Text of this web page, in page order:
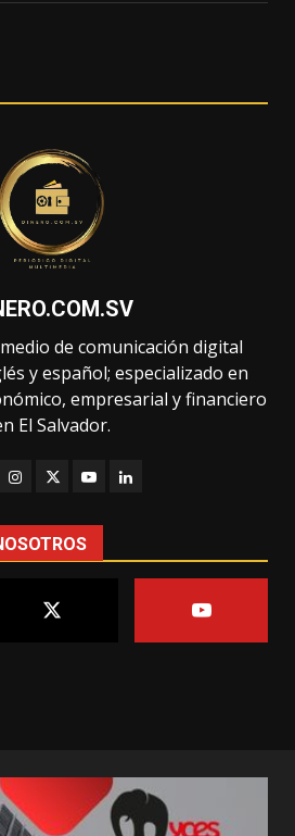
de comunicación digital
y español; especializado en
empresarial y financiero
El Salvador.